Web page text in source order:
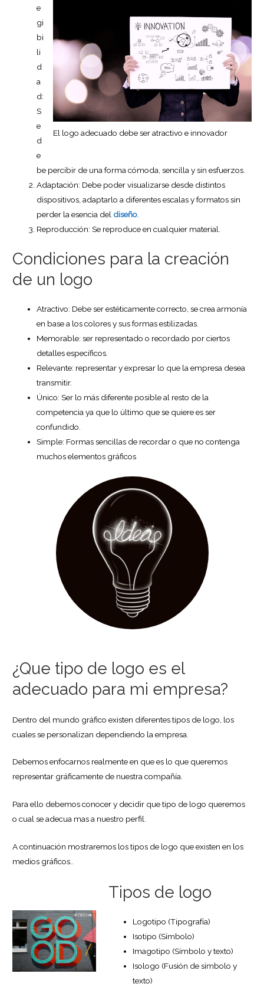
El logo adecuado debe ser atractivo e innovador
e
gi
bi
li
d
a
d:
S
e
d
e
be percibir de una forma cómoda, sencilla y sin esfuerzos.
Adaptación: Debe poder visualizarse desde distintos
dispositivos, adaptarlo a diferentes escalas y formatos sin
perder la esencia del diseño
Reproducción: Se reproduce en cualquier material.
Condiciones para la creación
de un logo
Atractivo: Debe ser estéticamente correcto, se crea armonía
en base a los colores y sus formas estilizadas.
Memorable: ser representado o recordado por ciertos
detalles específicos.
Relevante: representar y expresar lo que la empresa desea
transmitir.
Único: Ser lo más diferente posible al resto de la
competencia ya que lo último que se quiere es ser
confundido.
Simple: Formas sencillas de recordar o que no contenga
muchos elementos gráficos
¿Que tipo de logo es el
adecuado para mi empresa?
Dentro del mundo gráfico existen diferentes tipos de logo, los
cuales se personalizan dependiendo la empresa.
Debemos enfocarnos realmente en que es lo que queremos
representar gráficamente de nuestra compañía.
Para ello debemos conocer y decidir que tipo de logo queremos
o cual se adecua mas a nuestro perfil.
A continuación mostraremos los tipos de logo que existen en los
medios gráficos..
Tipos de logo
Logotipo (Tipografía)
Isotipo (Símbolo)
Imagotipo (Símbolo y texto)
Isologo (Fusión de símbolo y
texto)